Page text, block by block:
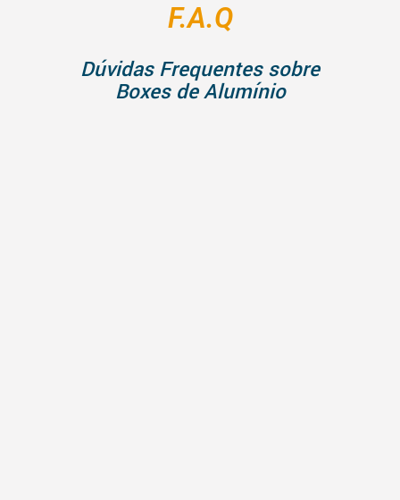
F.A.Q
Dúvidas Frequentes sobre
Boxes de Alumínio